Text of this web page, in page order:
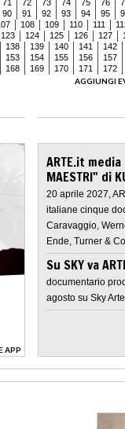
71 72 73 74 75 76
90 91 92 93 94 95
108 109 110 111
123 124 125 126 127
138 139 140 141
142
153 154 155 156
157
168 169 170 171
172
AGGIUNGI
APP
ARTE.it
MAESTRI" di
20 aprile 2027,
italiane cinque
Caravaggio,
Ende, Turner &
Su SKY va
documentario
agosto su Sky Arte